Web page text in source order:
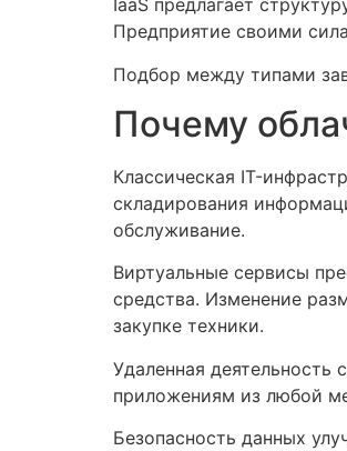
IaaS предлагает
Предприятие своими
Подбор между типами
Почему
Классическая IT-
складирования
обслуживание.
Виртуальные сервисы
средства. Изменение
закупке техники.
Удаленная
приложениям из любой
Безопасность данных